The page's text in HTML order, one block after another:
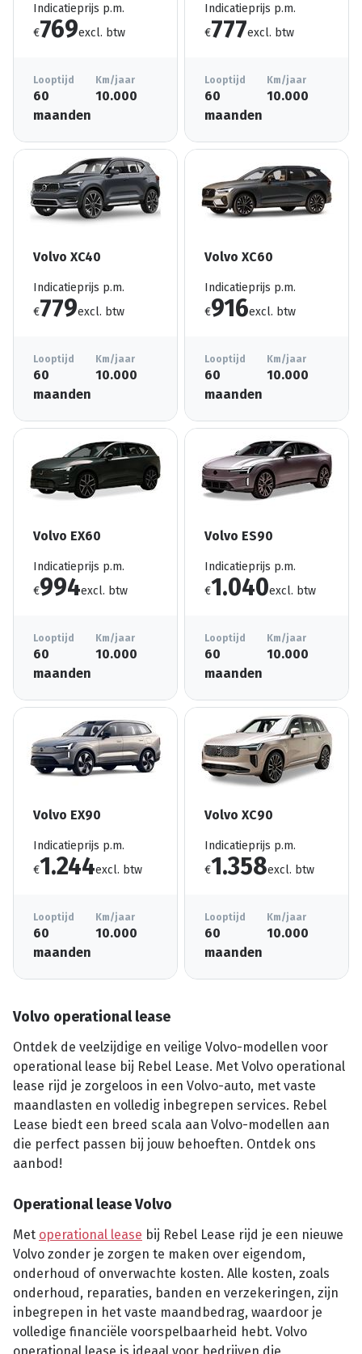
Indicatieprijs p.m.
€769excl. btw
Looptijd
60
maanden
Km/jaar
10.000
Indicatieprijs p.m.
€777excl. btw
Looptijd
60
maanden
Km/jaar
10.000
Volvo XC40
Indicatieprijs p.m.
€779excl. btw
Looptijd
60
maanden
Km/jaar
10.000
Volvo XC60
Indicatieprijs p.m.
€916excl. btw
Looptijd
60
maanden
Km/jaar
10.000
Volvo EX60
Indicatieprijs p.m.
€994excl. btw
Looptijd
60
maanden
Km/jaar
10.000
Volvo ES90
Indicatieprijs p.m.
€1.040excl. btw
Looptijd
60
maanden
Km/jaar
10.000
Volvo EX90
Indicatieprijs p.m.
€1.244excl. btw
Looptijd
60
maanden
Km/jaar
10.000
Volvo XC90
Indicatieprijs p.m.
€1.358excl. btw
Looptijd
60
maanden
Km/jaar
10.000
Volvo operational lease
Ontdek de veelzijdige en veilige Volvo-modellen voor
operational lease bij Rebel Lease. Met Volvo operational
lease rijd je zorgeloos in een Volvo-auto, met vaste
maandlasten en volledig inbegrepen services. Rebel
Lease biedt een breed scala aan Volvo-modellen aan
die perfect passen bij jouw behoeften. Ontdek ons
aanbod!
Operational lease Volvo
Met operational lease bij Rebel Lease rijd je een nieuwe
Volvo zonder je zorgen te maken over eigendom,
onderhoud of onverwachte kosten. Alle kosten, zoals
onderhoud, reparaties, banden en verzekeringen, zijn
inbegrepen in het vaste maandbedrag, waardoor je
volledige financiële voorspelbaarheid hebt. Volvo